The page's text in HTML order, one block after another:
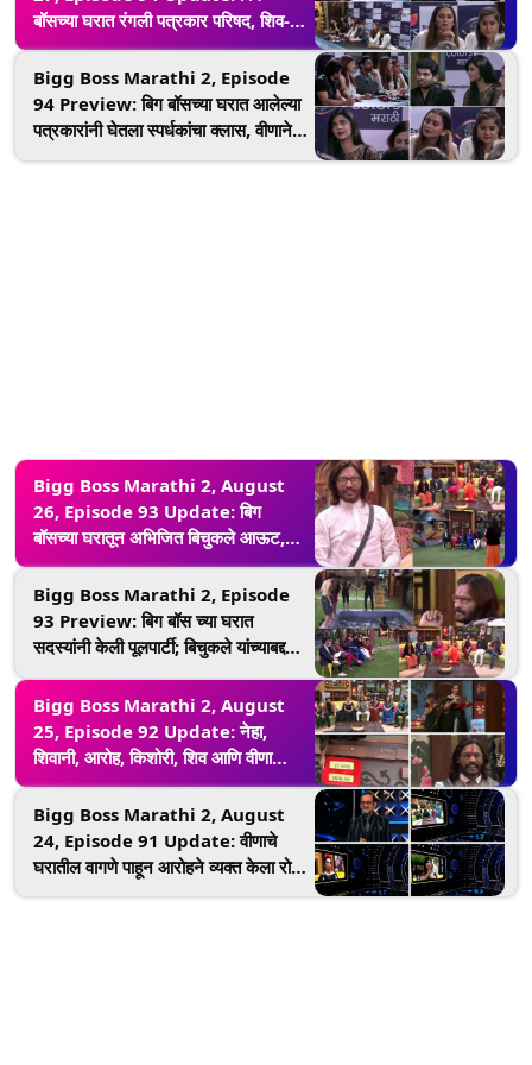
बॉसच्या घरात रंगली पत्रकार परिषद, शिव-
वीणाच्या लग्नाची घोषणा, शिवानी-नेहाची मैत्री
ठरला चर्चेचा विषय
Bigg Boss Marathi 2, Episode
94 Preview: बिग बॉसच्या घरात आलेल्या
पत्रकारांनी घेतला स्पर्धकांचा क्लास, वीणाने
Bigg Boss Marathi 2, August
26, Episode 93 Update: बिग
बॉसच्या घरातून अभिजित बिचुकले आऊट,
टॉप 6 सदस्य लढणार विजेतेपदासाठी
Bigg Boss Marathi 2, Episode
93 Preview: बिग बॉस च्या घरात
सदस्यांनी केली पूलपार्टी; बिचुकले यांच्याबद्दल
Bigg Boss Marathi 2, August
25, Episode 92 Update: नेहा,
शिवानी, आरोह, किशोरी, शिव आणि वीणा
पोहचले बिग बॉसच्या फिनालेमध्ये, अभिजित
बिचुकले यांची घरातील एक्झिट उद्या ठरणार
Bigg Boss Marathi 2, August
24, Episode 91 Update: वीणाचे
घरातील वागणे पाहून आरोहने व्यक्त केला रोष,